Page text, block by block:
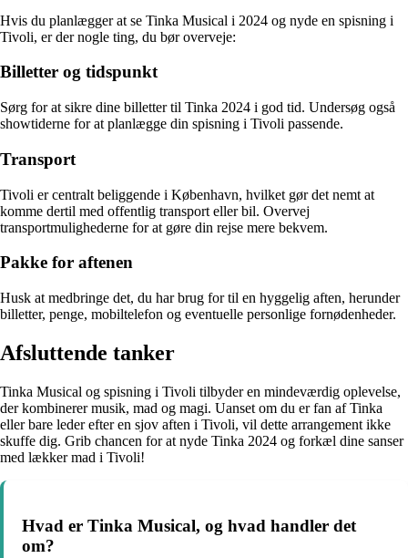
Hvis du planlægger at se Tinka Musical i 2024 og nyde en spisning i
Tivoli, er der nogle ting, du bør overveje:
Billetter og tidspunkt
Sørg for at sikre dine billetter til Tinka 2024 i god tid. Undersøg også
showtiderne for at planlægge din spisning i Tivoli passende.
Transport
Tivoli er centralt beliggende i København, hvilket gør det nemt at
komme dertil med offentlig transport eller bil. Overvej
transportmulighederne for at gøre din rejse mere bekvem.
Pakke for aftenen
Husk at medbringe det, du har brug for til en hyggelig aften, herunder
billetter, penge, mobiltelefon og eventuelle personlige fornødenheder.
Afsluttende tanker
Tinka Musical og spisning i Tivoli tilbyder en mindeværdig oplevelse,
der kombinerer musik, mad og magi. Uanset om du er fan af Tinka
eller bare leder efter en sjov aften i Tivoli, vil dette arrangement ikke
skuffe dig. Grib chancen for at nyde Tinka 2024 og forkæl dine sanser
med lækker mad i Tivoli!
Hvad er Tinka Musical, og hvad handler det
om?